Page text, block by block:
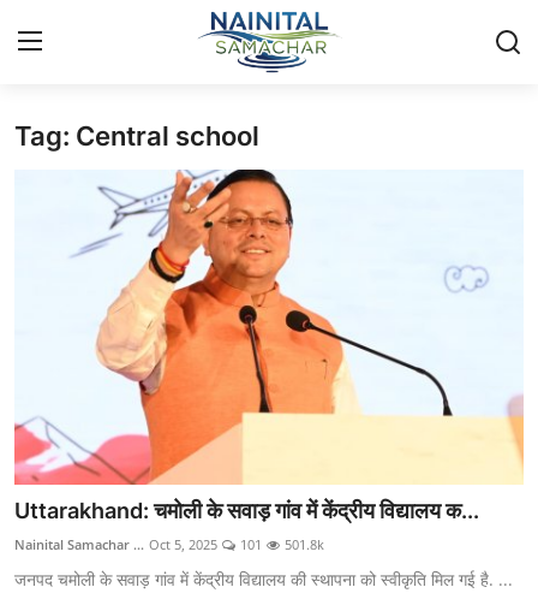
Login Register
🏔️ स्थानीय समाचार
🗳️ राजनीति
🏞️ पर्यटन और संस्कृति
🌍 अंतर्राष्ट्रीय समाचार
💼 व्यापार और अर्थव्यवस्था
Tag: Central school
Uttarakhand: चमोली के सवाड़ गांव में केंद्रीय विद्यालय क...
Nainital Samachar ... Oct 5, 2025 101 501.8k
जनपद चमोली के सवाड़ गांव में केंद्रीय विद्यालय की स्थापना को स्वीकृति मिल गई है. ...